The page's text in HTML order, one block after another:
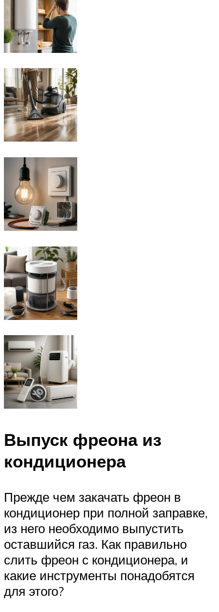
Выпуск фреона из
кондиционера
Прежде чем закачать фреон в
кондиционер при полной заправке,
из него необходимо выпустить
оставшийся газ. Как правильно
слить фреон с кондиционера, и
какие инструменты понадобятся
для этого?